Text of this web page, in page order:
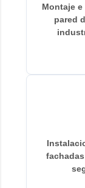
Montaje
pared